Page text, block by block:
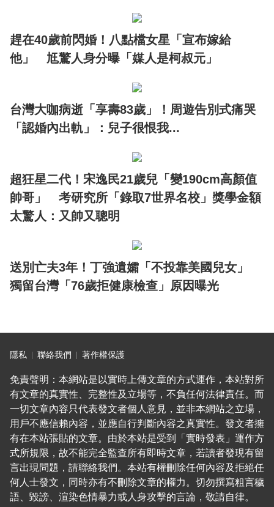
趕在40歲前閃婚！八點檔女星「宣布嫁給
他」 尪驚人身分曝「媒人是柯叔元」
台灣大咖病逝「享壽83歲」！周遊告別式痛哭
「認婚內出軌」：兒子很恨我...
超狂星二代！宋逸民21歲兒「變190cm高顏值
帥哥」 考研究所「錄取7世界名校」獎學金額
太驚人：又帥又聰明
送別亡夫3年！丁強遺孀「不投靠美國兒女」
獨留台灣「76歲拒健康檢查」原因曝光
隱私 聯絡我們 著作權保護
免責聲明：本網站是以實時上傳文章的方式運作，本站對所
有文章的真實性、完整性及立場等，不負任何法律責任。而
一切文章內容只代表發文者個人意見，並非本網站之立場，
用戶不應信賴內容，並應自行判斷內容之真實性。發文者擁
有在本站張貼的文章。由於本站是受到「實時發表」運作方
式所規限，故不能完全監查所有即時文章，若讀者發現有留
言出現問題，請聯絡我們。本站有權刪除任何內容及拒絕任
何人士發文，同時亦有不刪除文章的權力。切勿撰寫粗言穢
語、毀謗、渲染色情暴力或人身攻擊的言論，敬請自律。